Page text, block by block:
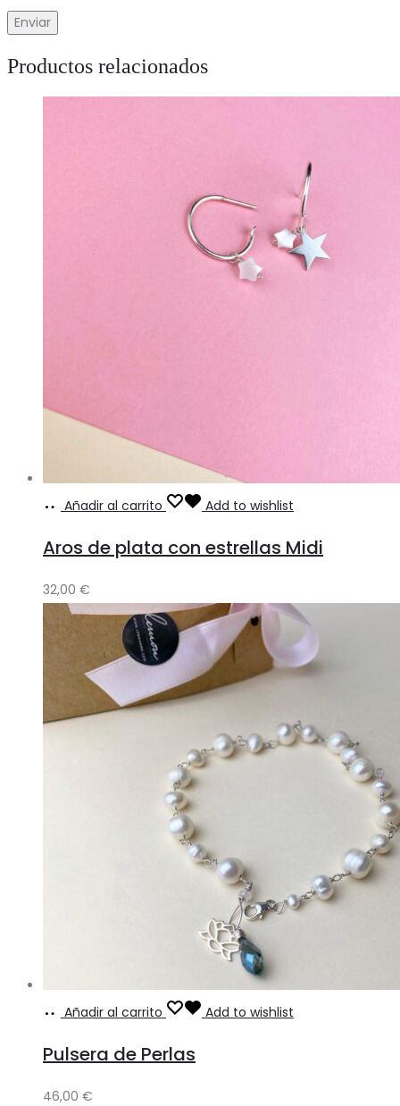
Productos relacionados
Añadir al carrito Add to wishlist
Aros de plata con estrellas Midi
32,00 €
Añadir al carrito Add to wishlist
Pulsera de Perlas
46,00 €